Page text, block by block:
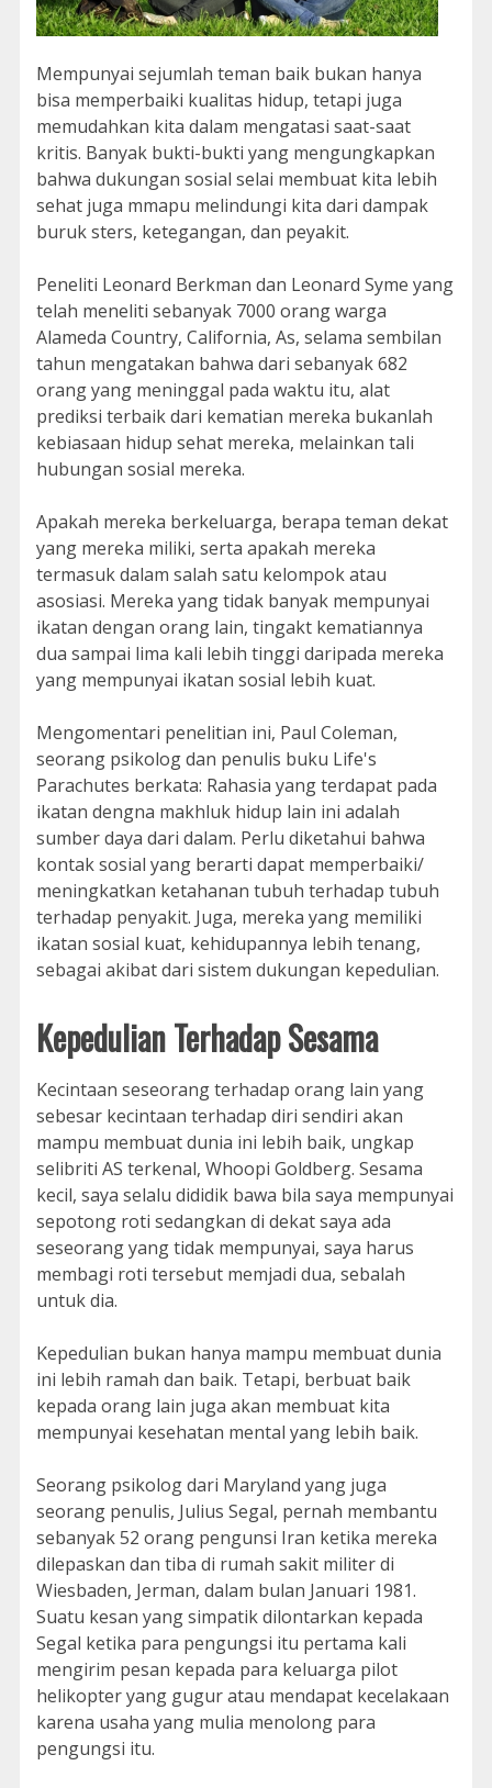
Mempunyai sejumlah teman baik bukan hanya
bisa memperbaiki kualitas hidup, tetapi juga
memudahkan kita dalam mengatasi saat-saat
kritis. Banyak bukti-bukti yang mengungkapkan
bahwa dukungan sosial selai membuat kita lebih
sehat juga mmapu melindungi kita dari dampak
buruk sters, ketegangan, dan peyakit.
Peneliti Leonard Berkman dan Leonard Syme yang
telah meneliti sebanyak 7000 orang warga
Alameda Country, California, As, selama sembilan
tahun mengatakan bahwa dari sebanyak 682
orang yang meninggal pada waktu itu, alat
prediksi terbaik dari kematian mereka bukanlah
kebiasaan hidup sehat mereka, melainkan tali
hubungan sosial mereka.
Apakah mereka berkeluarga, berapa teman dekat
yang mereka miliki, serta apakah mereka
termasuk dalam salah satu kelompok atau
asosiasi. Mereka yang tidak banyak mempunyai
ikatan dengan orang lain, tingakt kematiannya
dua sampai lima kali lebih tinggi daripada mereka
yang mempunyai ikatan sosial lebih kuat.
Mengomentari penelitian ini, Paul Coleman,
seorang psikolog dan penulis buku Life's
Parachutes berkata: Rahasia yang terdapat pada
ikatan dengna makhluk hidup lain ini adalah
sumber daya dari dalam. Perlu diketahui bahwa
kontak sosial yang berarti dapat memperbaiki/
meningkatkan ketahanan tubuh terhadap tubuh
terhadap penyakit. Juga, mereka yang memiliki
ikatan sosial kuat, kehidupannya lebih tenang,
sebagai akibat dari sistem dukungan kepedulian.
Kepedulian Terhadap Sesama
Kecintaan seseorang terhadap orang lain yang
sebesar kecintaan terhadap diri sendiri akan
mampu membuat dunia ini lebih baik, ungkap
selibriti AS terkenal, Whoopi Goldberg. Sesama
kecil, saya selalu dididik bawa bila saya mempunyai
sepotong roti sedangkan di dekat saya ada
seseorang yang tidak mempunyai, saya harus
membagi roti tersebut memjadi dua, sebalah
untuk dia.
Kepedulian bukan hanya mampu membuat dunia
ini lebih ramah dan baik. Tetapi, berbuat baik
kepada orang lain juga akan membuat kita
mempunyai kesehatan mental yang lebih baik.
Seorang psikolog dari Maryland yang juga
seorang penulis, Julius Segal, pernah membantu
sebanyak 52 orang pengunsi Iran ketika mereka
dilepaskan dan tiba di rumah sakit militer di
Wiesbaden, Jerman, dalam bulan Januari 1981.
Suatu kesan yang simpatik dilontarkan kepada
Segal ketika para pengungsi itu pertama kali
mengirim pesan kepada para keluarga pilot
helikopter yang gugur atau mendapat kecelakaan
karena usaha yang mulia menolong para
pengungsi itu.